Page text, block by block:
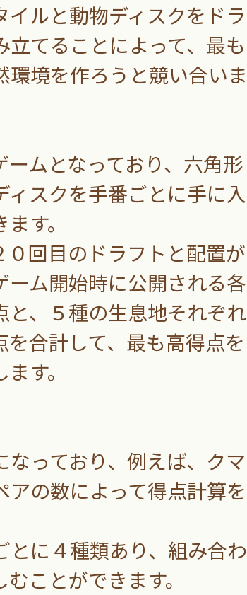
ルと動物ディスクをドラ
てることによって、最も
境を作ろうと競い合いま
ムとなっており、六角形
スクを手番ごとに手に入
す。
回目のドラフトと配置が
ム開始時に公開される各
、５種の生息地それぞれ
合計して、最も高得点を
す。
っており、例えば、クマ
の数によって得点計算を
に４種類あり、組み合わ
ことができます。